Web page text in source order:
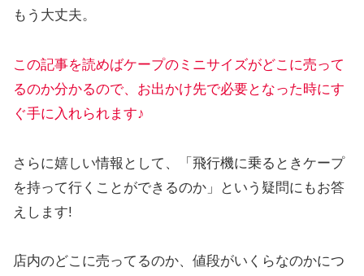
もう大丈夫。
この記事を読めばケープのミニサイズがどこに売って
るのか分かるので、お出かけ先で必要となった時にす
ぐ手に入れられます♪
さらに嬉しい情報として、「飛行機に乗るときケープ
を持って行くことができるのか」という疑問にもお答
えします!
店内のどこに売ってるのか、値段がいくらなのかにつ